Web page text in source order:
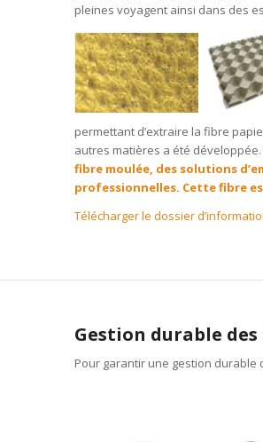
pleines voyagent ainsi dans des
permettant d’extraire la fibre
autres matières a été
fibre moulée, des solutions
professionnelles. Cette fibre
Télécharger le dossier
Gestion durable
Pour garantir une gestion durable